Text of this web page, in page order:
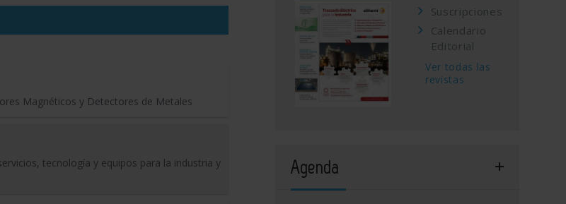
Magnéticos y Detectores de Metales
tecnología y equipos para la industria y
Suscripciones
Calendario
Editorial
Ver todas las
revistas
Agenda